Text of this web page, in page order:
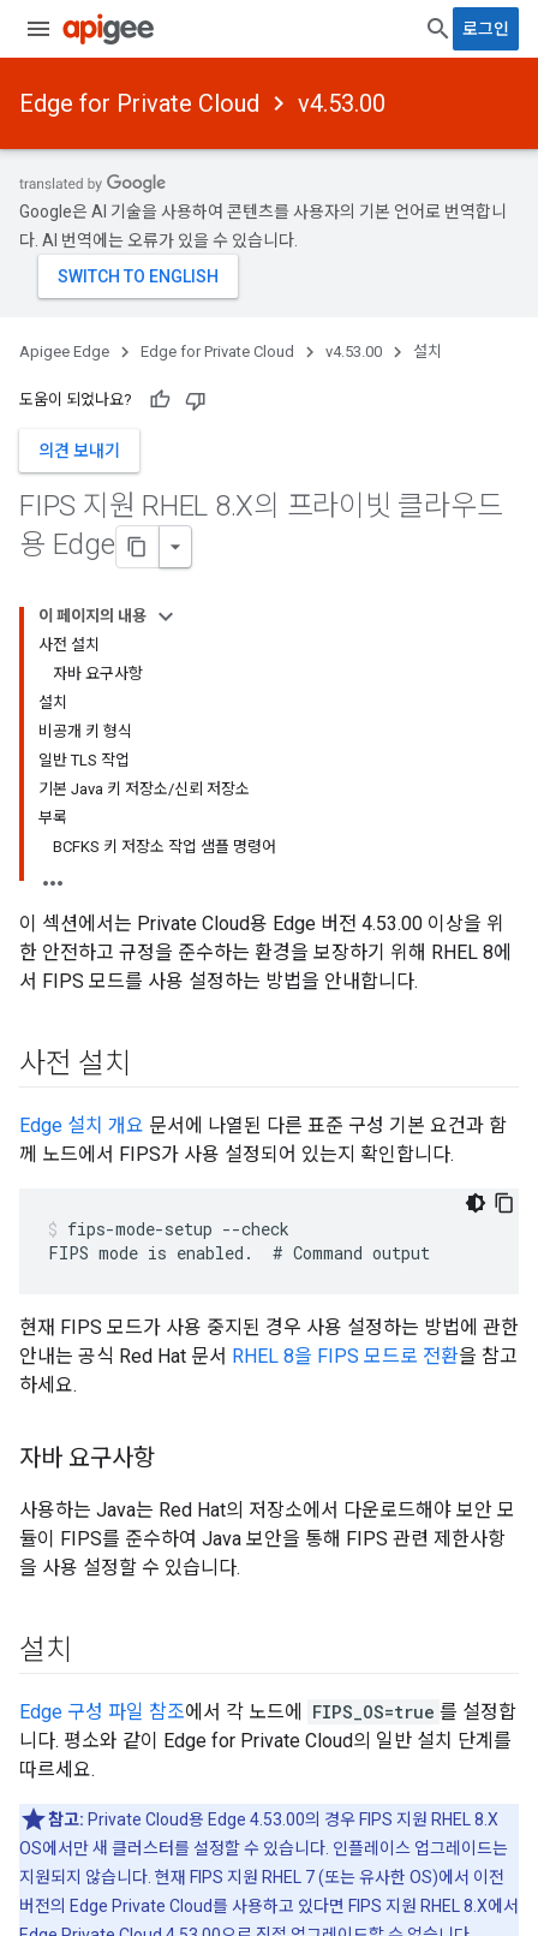
로그인
Edge for Private Cloud v4.53.00
Google은 AI 기술을 사용하여 콘텐츠를 사용자의 기본 언어로 번역합니
다. AI 번역에는 오류가 있을 수 있습니다.
Apigee Edge Edge for Private Cloud v4.53.00 설치
도움이 되었나요?
의견 보내기
FIPS 지원 RHEL 8.X의 프라이빗 클라우드
용 Edge
이 페이지의 내용
사전 설치
자바 요구사항
설치
비공개 키 형식
일반 TLS 작업
기본 Java 키 저장소/신뢰 저장소
부록
BCFKS 키 저장소 작업 샘플 명령어
이 섹션에서는 Private Cloud용 Edge 버전 4.53.00 이상을 위
한 안전하고 규정을 준수하는 환경을 보장하기 위해 RHEL 8에
서 FIPS 모드를 사용 설정하는 방법을 안내합니다.
사전 설치
Edge 설치 개요 문서에 나열된 다른 표준 구성 기본 요건과 함
께 노드에서 FIPS가 사용 설정되어 있는지 확인합니다.
fips-mode-setup --check
FIPS mode is enabled.  # Command output
현재 FIPS 모드가 사용 중지된 경우 사용 설정하는 방법에 관한
안내는 공식 Red Hat 문서 RHEL 8을 FIPS 모드로 전환을 참고
하세요.
자바 요구사항
사용하는 Java는 Red Hat의 저장소에서 다운로드해야 보안 모
듈이 FIPS를 준수하여 Java 보안을 통해 FIPS 관련 제한사항
을 사용 설정할 수 있습니다.
설치
Edge 구성 파일 참조에서 각 노드에 FIPS_OS=true 를 설정합
니다. 평소와 같이 Edge for Private Cloud의 일반 설치 단계를
따르세요.
참고: Private Cloud용 Edge 4.53.00의 경우 FIPS 지원 RHEL 8.X
OS에서만 새 클러스터를 설정할 수 있습니다. 인플레이스 업그레이드는
지원되지 않습니다. 현재 FIPS 지원 RHEL 7 (또는 유사한 OS)에서 이전
버전의 Edge Private Cloud를 사용하고 있다면 FIPS 지원 RHEL 8.X에서